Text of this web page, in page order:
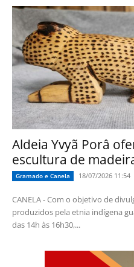
Aldeia Yvyã Porâ
escultura de
Gramado e Canela 18/07/2026 11:54
CANELA - Com o objetivo de
produzidos pela etnia indígena
das 14h às 16h30,...